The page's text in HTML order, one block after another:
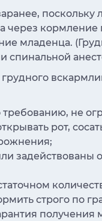
кормление
младенца.
спинальной
не
рот,
задействованы
строго по